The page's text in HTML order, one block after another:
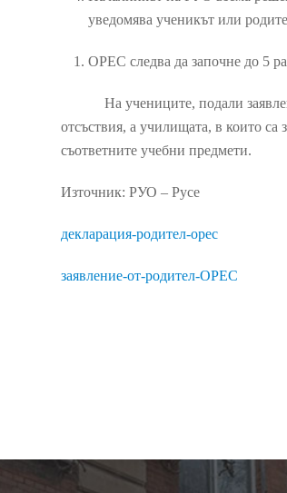
уведомява ученикът или
ОРЕС следва да започне до 5
На учениците, подали
отсъствия, а училищата, в които са
съответните учебни предмети.
Източник: РУО – Русе
декларация-родител-орес
заявление-от-родител-ОРЕС